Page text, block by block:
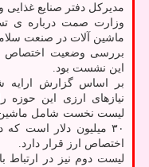
مدیرکل دفتر صنایع غذایی
وزارت صمت درباره ی
ماشین آلات در صنعت
بررسی وضعیت اختصاص
این نشست بود.
بر اساس گزارش ارایه
نیازهای ارزی این
لیست نخست شامل
۳۰ میلیون دلار است
اختصاص ارز قرار دارد.